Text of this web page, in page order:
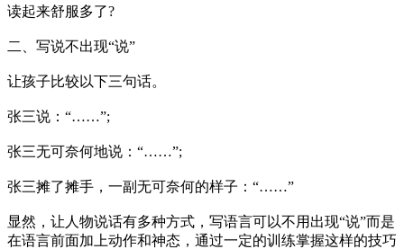
读起来舒服多了?
二、写说不出现“说”
让孩子比较以下三句话。
张三说：“……”;
张三无可奈何地说：“……”;
张三摊了摊手，一副无可奈何的样子：“……”
显然，让人物说话有多种方式，写语言可以不用出现“说”而是
在语言前面加上动作和神态，通过一定的训练掌握这样的技巧